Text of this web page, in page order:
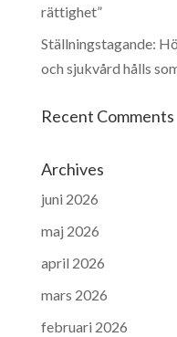
rättighet”
Ställningstagande:
och sjukvård hålls
Recent Comments
Archives
juni 2026
maj 2026
april 2026
mars 2026
februari 2026